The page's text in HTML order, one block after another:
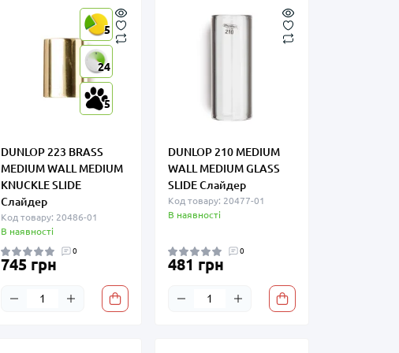
5
24
5
DUNLOP 223 BRASS
MEDIUM WALL MEDIUM
KNUCKLE SLIDE
Слайдер
Код товару: 20486-01
В наявності
0
745 грн
DUNLOP 210 MEDIUM
WALL MEDIUM GLASS
SLIDE Слайдер
Код товару: 20477-01
В наявності
0
481 грн